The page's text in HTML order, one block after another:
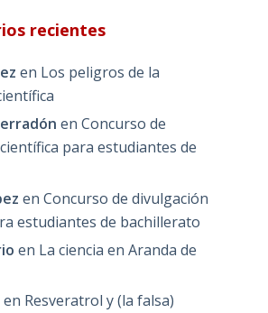
recientes
en Los peligros de la
en Concurso de
para estudiantes de
en Concurso de divulgación
estudiantes de bachillerato
en La ciencia en Aranda de
en Resveratrol y (la falsa)